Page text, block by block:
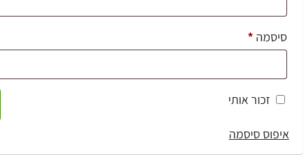
סיסמה*חובה
זכור אותי
איפוס סיסמה